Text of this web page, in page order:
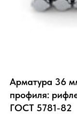
Арматура 36
профиля:
ГОСТ 5781-82